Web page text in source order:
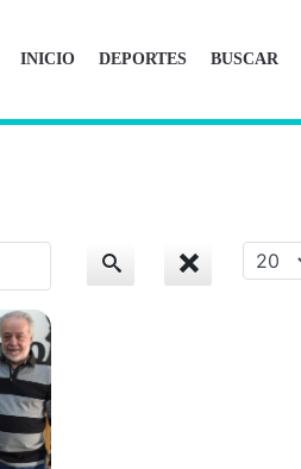
INICIO DEPORTES BUSCAR
mostrar